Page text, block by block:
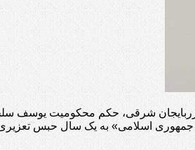
جمهوری اسلامی» به یک سال حبس